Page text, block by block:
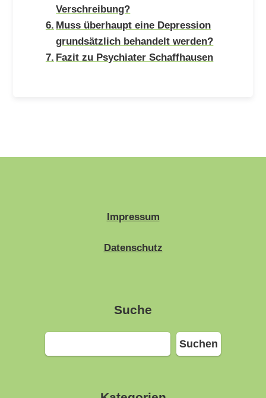
Verschreibung?
Muss überhaupt eine Depression
grundsätzlich behandelt werden?
Fazit zu Psychiater Schaffhausen
Impressum
Datenschutz
Suche
Suchen
Suchen